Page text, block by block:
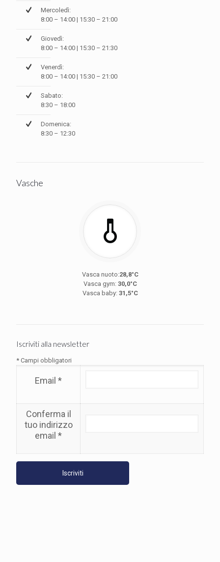
Mercoledì:
8:00 – 14:00 | 15:30 – 21:00
Giovedì:
8:00 – 14:00 | 15:30 – 21:30
Venerdì:
8:00 – 14:00 | 15:30 – 21:00
Sabato:
8:30 – 18:00
Domenica:
8:30 – 12:30
Vasche
Vasca nuoto:28,8°C
Vasca gym: 30,0°C
Vasca baby: 31,5°C
Iscriviti alla newsletter
* Campi obbligatori
Email *
Conferma il
tuo indirizzo
email *